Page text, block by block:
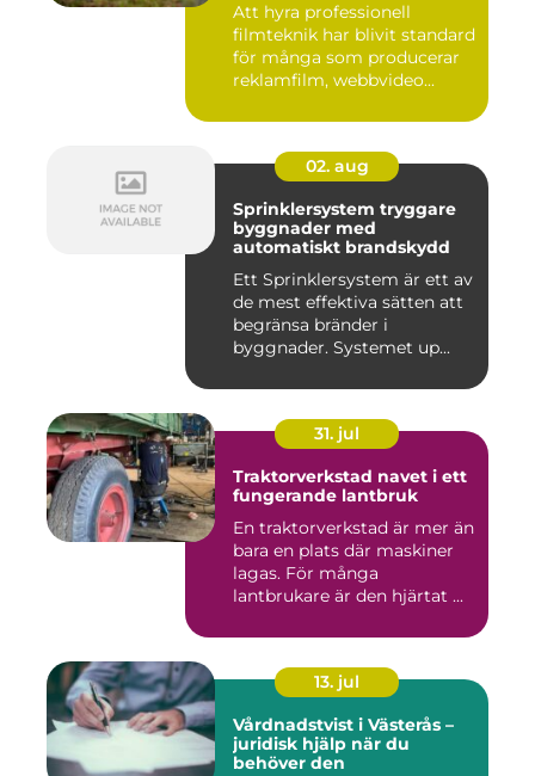
Att hyra professionell
filmteknik har blivit standard
för många som producerar
reklamfilm, webbvideo...
02. aug
Sprinklersystem tryggare
byggnader med
automatiskt brandskydd
Ett Sprinklersystem är ett av
de mest effektiva sätten att
begränsa bränder i
byggnader. Systemet up...
31. jul
Traktorverkstad navet i ett
fungerande lantbruk
En traktorverkstad är mer än
bara en plats där maskiner
lagas. För många
lantbrukare är den hjärtat ...
13. jul
Vårdnadstvist i Västerås –
juridisk hjälp när du
behöver den